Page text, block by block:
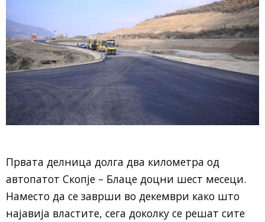
Првата делница долга два километра од
автопатот Скопје – Блаце доцни шест месеци.
Наместо да се заврши во декември како што
најавија властите, сега доколку се решат сите